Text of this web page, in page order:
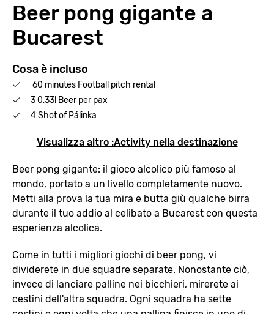
Beer pong gigante a
Bucarest
Cosa è incluso
60 minutes Football pitch rental
3 0,33l Beer per pax
4 Shot of Pálinka
Visualizza altro :Activity nella destinazione
Beer pong gigante: il gioco alcolico più famoso al
mondo, portato a un livello completamente nuovo.
Metti alla prova la tua mira e butta giù qualche birra
durante il tuo addio al celibato a Bucarest con questa
esperienza alcolica.
Come in tutti i migliori giochi di beer pong, vi
dividerete in due squadre separate. Nonostante ciò,
invece di lanciare palline nei bicchieri, mirerete ai
cestini dell'altra squadra. Ogni squadra ha sette